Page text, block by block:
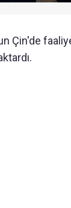
Çin'de